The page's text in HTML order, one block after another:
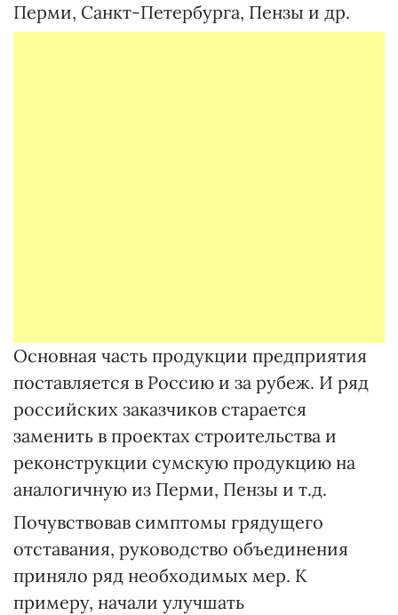
Перми, Санкт-Петербурга, Пензы и др.
Основная часть продукции предприятия
поставляется в Россию и за рубеж. И ряд
российских заказчиков старается
заменить в проектах строительства и
реконструкции сумскую продукцию на
аналогичную из Перми, Пензы и т.д.
Почувствовав симптомы грядущего
отставания, руководство объединения
приняло ряд необходимых мер. К
примеру, начали улучшать